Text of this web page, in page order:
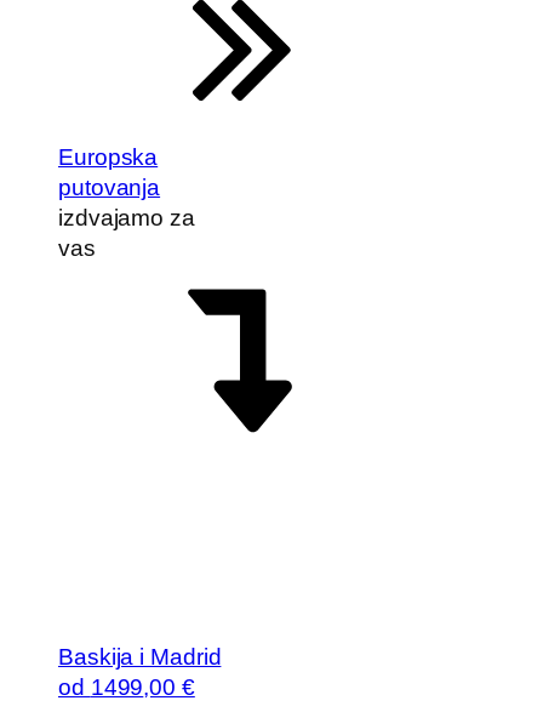
Europska
putovanja
izdvajamo za
vas
Baskija i Madrid
od 1499,00 €